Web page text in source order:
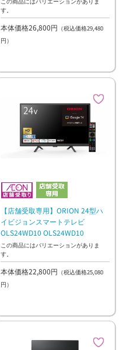
す。
本体価格26,800円 （税込価格29,480
円）
【店舗受取専用】ORION 24型ハ
イビジョンスマートテレビ
OLS24WD10 OLS24WD10
この商品にはバリエーションがありま
す。
本体価格22,800円 （税込価格25,080
円）